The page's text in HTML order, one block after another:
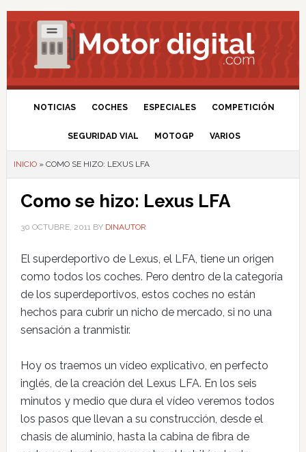
NOTICIAS COCHES ESPECIALES COMPETICIÓN
SEGURIDAD VIAL MOTOGP VARIOS
INICIO» COMO SE HIZO: LEXUS LFA
Como se hizo: Lexus LFA
30 OCTUBRE, 2011BY DINAUTOR
El superdeportivo de Lexus, el LFA, tiene un origen
como todos los coches. Pero dentro de la categoría
de los superdeportivos, estos coches no están
hechos para cubrir un nicho de mercado, si no una
sensación a tranmistir.
Hoy os traemos un vídeo explicativo, en perfecto
inglés, de la creación del Lexus LFA. En los seis
minutos y medio que dura el vídeo veremos todos
los pasos que llevan a su construcción, desde el
chasis de aluminio, hasta la cabina de fibra de